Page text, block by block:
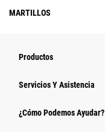
MARTILLOS
Productos
Servicios Y Asistencia
¿Cómo Podemos Ayudar?